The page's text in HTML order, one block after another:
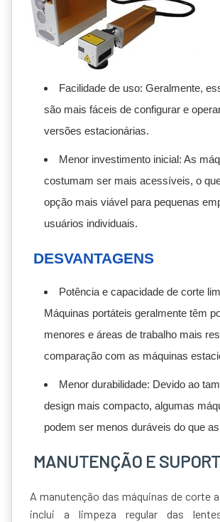
Facilidade de uso: Geralmente,
são mais fáceis de configurar e
versões estacionárias.
Menor investimento inicial: As
costumam ser mais acessíveis, o
opção mais viável para pequenas
usuários individuais.
DESVANTAGENS
Potência e capacidade de corte
Máquinas portáteis geralmente têm
menores e áreas de trabalho mais
comparação com as máquinas
Menor durabilidade: Devido ao
design mais compacto, algumas
podem ser menos duráveis do que
MANUTENÇÃO E
A manutenção das máquinas de corte
inclui a limpeza regular das